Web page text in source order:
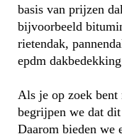
basis van prijzen
bijvoorbeeld
rietendak,
epdm
Als je op zoek bent
begrijpen we dat
Daarom bieden we